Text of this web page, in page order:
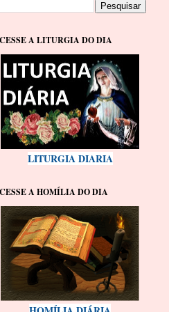
A LITURGIA DO DIA
LITURGIA DIARIA
A HOMÍLIA DO DIA